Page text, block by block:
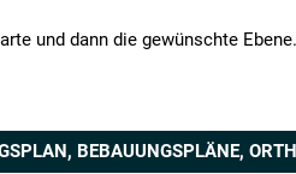
und dann die gewünschte Ebene.
BEBAUUNGSPLÄNE,